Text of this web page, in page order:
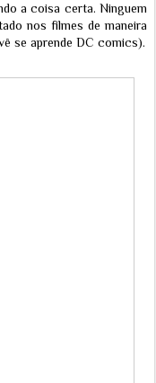
a coisa certa. Ninguem
nos filmes de maneira
se aprende DC comics).